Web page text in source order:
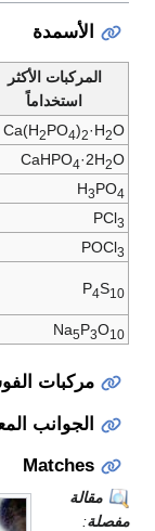
الأسمدة
المركبات الأكثر
استخداماً
Ca(H2PO4)2·H2O
CaHPO4·2H2O
H3PO4
PCl3
POCl3
P4S10
Na5P3O10
مركبات
الجوانب
Matches
مقالة
مفصلة: